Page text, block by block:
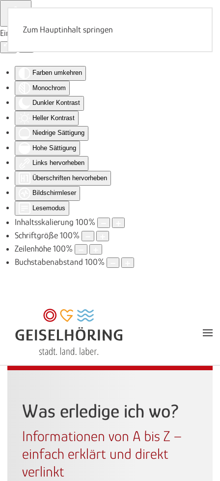
Eingabehilfen öffnen
Farben umkehren
Monochrom
Dunkler Kontrast
Heller Kontrast
Niedrige Sättigung
Hohe Sättigung
Links hervorheben
Überschriften hervorheben
Bildschirmleser
Lesemodus
Inhaltsskalierung 100%
Schriftgröße 100%
Zeilenhöhe 100%
Buchstabenabstand 100%
Zum Hauptinhalt springen
Was erledige ich wo?
Informationen von A bis Z –
einfach erklärt und direkt
verlinkt